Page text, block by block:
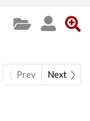
Prev Next